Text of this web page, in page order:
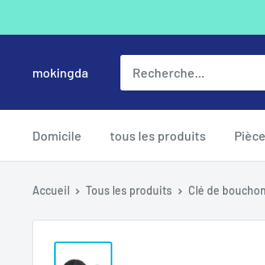
au
mokingda
Domicile tous les produits
Accueil Tous les produits Clé de